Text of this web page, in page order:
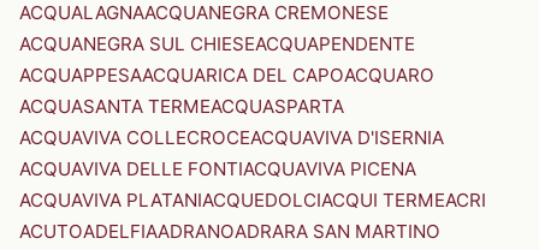
ACQUALAGNAACQUANEGRA CREMONESE
ACQUANEGRA SUL CHIESEACQUAPENDENTE
ACQUAPPESAACQUARICA DEL CAPOACQUARO
ACQUASANTA TERMEACQUASPARTA
ACQUAVIVA COLLECROCEACQUAVIVA D'ISERNIA
ACQUAVIVA DELLE FONTIACQUAVIVA PICENA
ACQUAVIVA PLATANIACQUEDOLCIACQUI TERMEACRI
ACUTOADELFIAADRANOADRARA SAN MARTINO